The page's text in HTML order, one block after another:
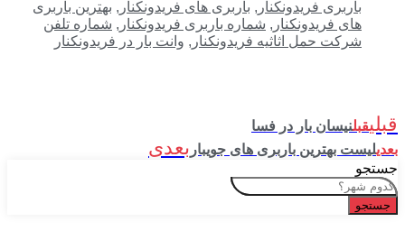
باربری فریدونکنار , باربری های فریدونکنار , بهترین باربری
های فریدونکنار , شماره باربری فریدونکنار , شماره تلفن
شرکت حمل اثاثیه فریدونکنار , وانت بار در فریدونکنار
قبلیقبلنیسان بار در فسا
بعدیلیست بهترین باربری های جویبار بعدی
جستجو
جستجو